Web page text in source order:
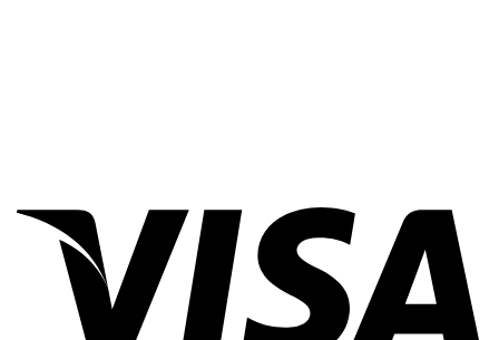
mặt (bên trong và bên ngoài) để có độ nhám thấp (độ
bóng), và độ bóng vốn có của nó quyết định tính hữu dụng
của ống.
Thành phần hóa học: Thành phần của ống vi sinh inox bao